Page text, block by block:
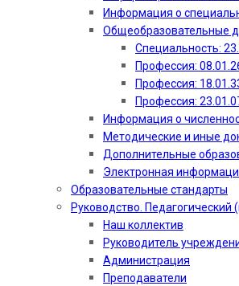
Информация о
Общеобразовательные
Специальность:
Профессия:
Профессия:
Профессия:
Информация о
Методические и иные
Дополнительные
Электронная
Образовательные стандарты
Руководство. Педагогический
Наш коллектив
Руководитель
Администрация
Преподаватели